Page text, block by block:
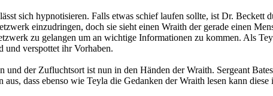
sich hypnotisieren. Falls etwas schief laufen sollte, ist Dr. Beckett
einzudringen, doch sie sieht einen Wraith der gerade einen
zu gelangen um an wichtige Informationen zu kommen. Als
und verspottet ihr Vorhaben.
der Zufluchtsort ist nun in den Händen der Wraith. Sergeant
dass ebenso wie Teyla die Gedanken der Wraith lesen kann diese